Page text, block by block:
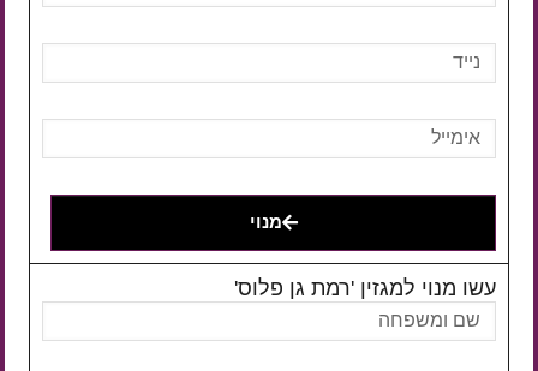
מנוי
עשו מנוי למגזין 'רמת גן פלוס'